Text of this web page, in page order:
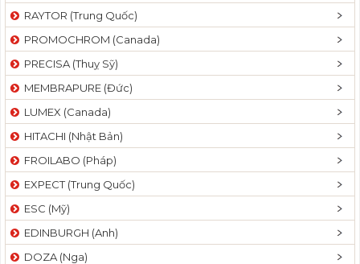
RAYTOR (Trung Quốc)
PROMOCHROM (Canada)
PRECISA (Thuỵ Sỹ)
MEMBRAPURE (Đức)
LUMEX (Canada)
HITACHI (Nhật Bản)
FROILABO (Pháp)
EXPECT (Trung Quốc)
ESC (Mỹ)
EDINBURGH (Anh)
DOZA (Nga)